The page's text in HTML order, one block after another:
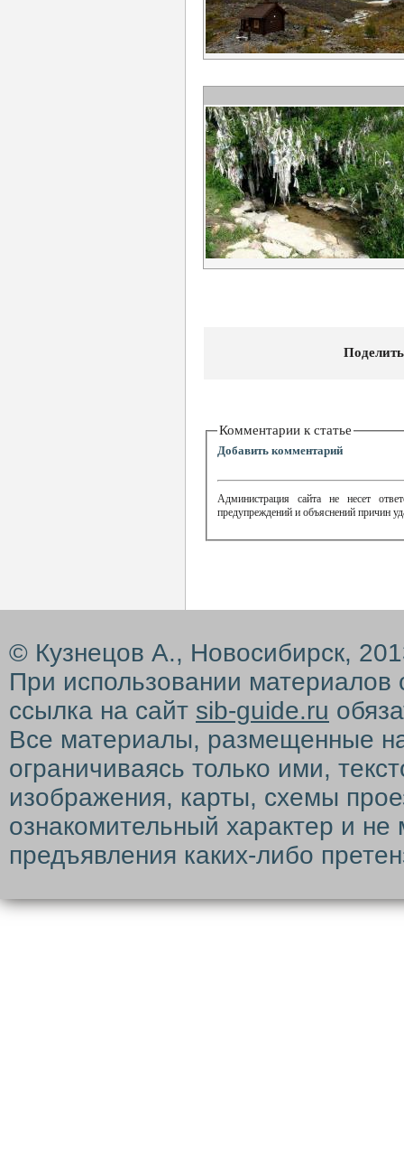
Комментарии к статье
Добавить комментарий
Администрация сайта не несет
предупреждений и объяснений причин
© Кузнецов А., Новосибирск,
При использовании материалов
ссылка на сайт sib-guide.ru
Все материалы, размещенные
ограничиваясь только ими,
изображения, карты, схемы
ознакомительный характер и
предъявления каких-либо